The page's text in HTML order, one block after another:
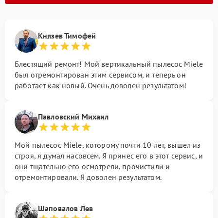
Князев Тимофей
Блестящий ремонт! Мой вертикальный пылесос Miele
был отремонтирован этим сервисом, и теперь он
работает как новый. Очень доволен результатом!
Павловский Михаил
Мой пылесос Miele, которому почти 10 лет, вышел из
строя, я думал насовсем. Я принес его в этот сервис, и
они тщательно его осмотрели, прочистили и
отремонтировали. Я доволен результатом.
Шаповалов Лев